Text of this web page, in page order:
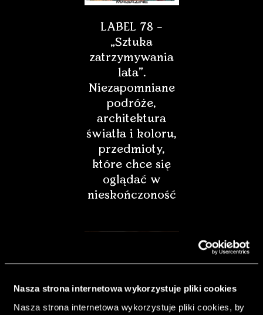
Nasza strona internetowa wykorzystuje pliki cookies
Nasza strona internetowa wykorzystuje pliki cookies, by
LABEL 78 –
„Sztuka
zatrzymywania
lata”.
Niezapomniane
podróże,
architektura
światła i koloru,
przedmioty,
które chce się
oglądać w
nieskończoność